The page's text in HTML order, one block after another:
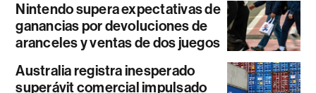
Nintendo supera expectativas de
ganancias por devoluciones de
aranceles y ventas de dos juegos
Australia registra inesperado
superávit comercial impulsado